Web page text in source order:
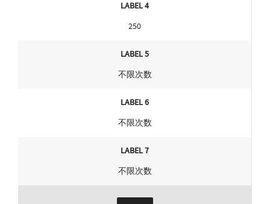
LABEL 4
250
LABEL 5
不限次数
LABEL 6
不限次数
LABEL 7
不限次数